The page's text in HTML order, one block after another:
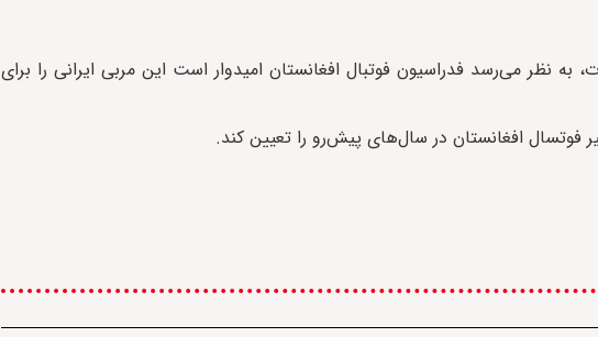
نظر می‌رسد فدراسیون فوتبال افغانستان امیدوار است این مربی ایرانی را برای
افغانستان در سال‌های پیش‌رو را تعیین کند.